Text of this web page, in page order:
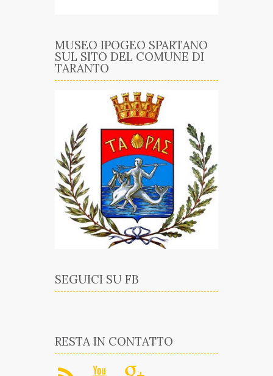
MUSEO IPOGEO SPARTANO
SUL SITO DEL COMUNE DI
TARANTO
SEGUICI SU FB
RESTA IN CONTATTO